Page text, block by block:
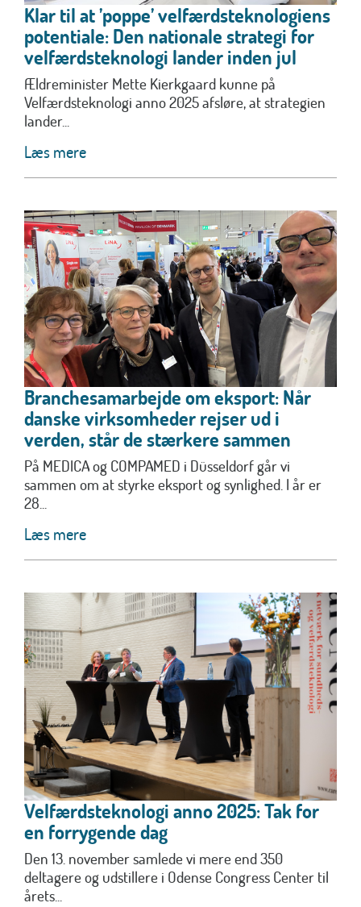
Klar til at ’poppe’ velfærdsteknologiens
potentiale: Den nationale strategi for
velfærdsteknologi lander inden jul
Ældreminister Mette Kierkgaard kunne på
Velfærdsteknologi anno 2025 afsløre, at strategien
lander...
Læs mere
Branchesamarbejde om eksport: Når
danske virksomheder rejser ud i
verden, står de stærkere sammen
På MEDICA og COMPAMED i Düsseldorf går vi
sammen om at styrke eksport og synlighed. I år er
28...
Læs mere
Velfærdsteknologi anno 2025: Tak for
en forrygende dag
Den 13. november samlede vi mere end 350
deltagere og udstillere i Odense Congress Center til
årets...